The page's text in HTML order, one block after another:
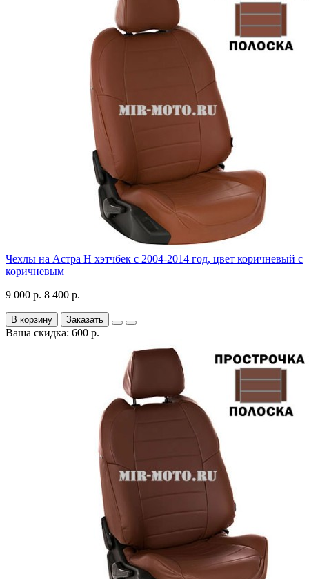
Чехлы на Астра H хэтчбек с 2004-2014 год, цвет коричневый с
коричневым
9 000 р. 8 400 р.
В корзину Заказать
Ваша скидка: 600 р.